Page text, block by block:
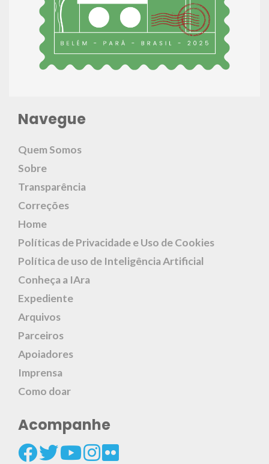
Navegue
Quem Somos
Sobre
Transparência
Correções
Home
Políticas de Privacidade e Uso de Cookies
Política de uso de Inteligência Artificial
Conheça a IAra
Expediente
Arquivos
Parceiros
Apoiadores
Imprensa
Como doar
Acompanhe